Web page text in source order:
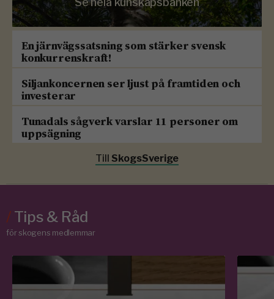
En järnvägssatsning som stärker svensk
konkurrenskraft!
Siljankoncernen ser ljust på framtiden och
investerar
Tunadals sågverk varslar 11 personer om
uppsägning
Till SkogsSverige
/Tips & Råd
för skogens medlemmar